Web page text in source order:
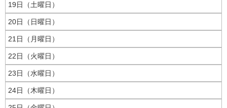
19日（土曜日）
20日（日曜日）
21日（月曜日）
22日（火曜日）
23日（水曜日）
24日（木曜日）